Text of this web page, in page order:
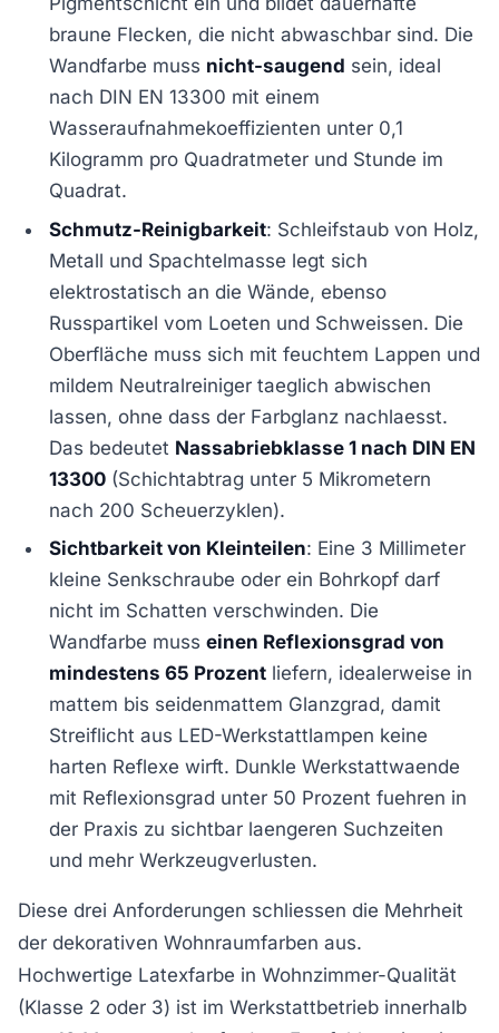
braune Flecken, die nicht abwaschbar sind. Die
Wandfarbe muss nicht-saugend sein, ideal
nach DIN EN 13300 mit einem
Wasseraufnahmekoeffizienten unter 0,1
Kilogramm pro Quadratmeter und Stunde im
Quadrat.
Schmutz-Reinigbarkeit: Schleifstaub von Holz,
Metall und Spachtelmasse legt sich
elektrostatisch an die Wände, ebenso
Russpartikel vom Loeten und Schweissen. Die
Oberfläche muss sich mit feuchtem Lappen und
mildem Neutralreiniger taeglich abwischen
lassen, ohne dass der Farbglanz nachlaesst.
Das bedeutet Nassabriebklasse 1 nach DIN EN
13300 (Schichtabtrag unter 5 Mikrometern
nach 200 Scheuerzyklen).
Sichtbarkeit von Kleinteilen: Eine 3 Millimeter
kleine Senkschraube oder ein Bohrkopf darf
nicht im Schatten verschwinden. Die
Wandfarbe musseinen Reflexionsgrad von
mindestens 65 Prozent liefern, idealerweise in
mattem bis seidenmattem Glanzgrad, damit
Streiflicht aus LED-Werkstattlampen keine
harten Reflexe wirft. Dunkle Werkstattwaende
mit Reflexionsgrad unter 50 Prozent fuehren in
der Praxis zu sichtbar laengeren Suchzeiten
und mehr Werkzeugverlusten.
Diese drei Anforderungen schliessen die Mehrheit
der dekorativen Wohnraumfarben aus.
Hochwertige Latexfarbe in Wohnzimmer-Qualität
(Klasse 2 oder 3) ist im Werkstattbetrieb innerhalb